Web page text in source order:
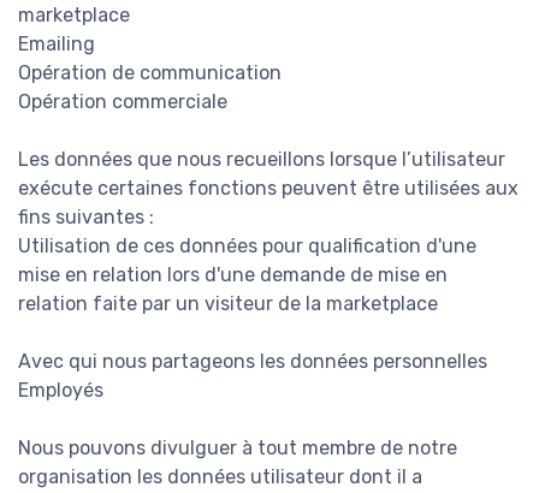
marketplace
Emailing
Opération de communication
Opération commerciale
Les données que nous recueillons lorsque l’utilisateur
exécute certaines fonctions peuvent être utilisées aux
fins suivantes :
Utilisation de ces données pour qualification d'une
mise en relation lors d'une demande de mise en
relation faite par un visiteur de la marketplace
Avec qui nous partageons les données personnelles
Employés
Nous pouvons divulguer à tout membre de notre
organisation les données utilisateur dont il a